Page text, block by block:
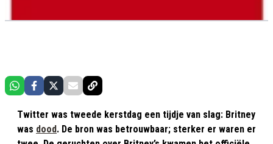
Twitter was tweede kerstdag een tijdje van slag: Britney
was dood. De bron was betrouwbaar; sterker er waren er